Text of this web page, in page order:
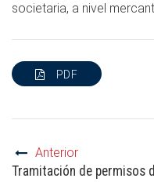
societaria, a nivel
PDF
Anterior
Tramitación de permisos